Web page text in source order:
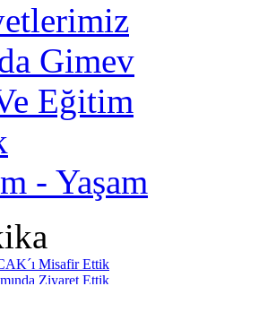
Gimev
Eğitim
- Yaşam
Misafir Ettik
Ziyaret Ettik